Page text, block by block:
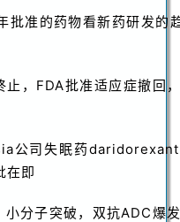
批准的药物看新药研发
止，FDA批准适应症撤回
公司失眠药
在即
分子突破，双抗ADC爆